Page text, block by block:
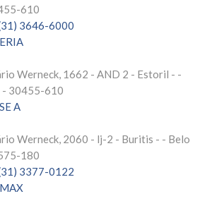
610
3646-6000
Werneck, 1662 - AND 2 - Estoril - -
- 30455-610
A
Werneck, 2060 - lj-2 - Buritis - - Belo
180
3377-0122